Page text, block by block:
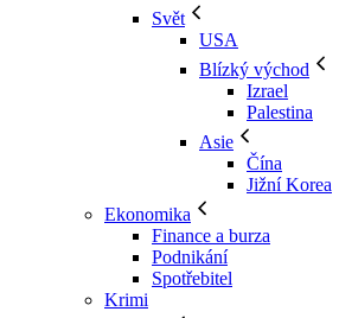
Svět
USA
Blízký východ
Izrael
Palestina
Asie
Čína
Jižní Korea
Ekonomika
Finance a burza
Podnikání
Spotřebitel
Krimi